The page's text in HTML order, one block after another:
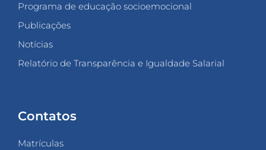
Programa de educação socioemocional
Publicações
Notícias
Relatório de Transparência e Igualdade Salarial
Contatos
Matrículas